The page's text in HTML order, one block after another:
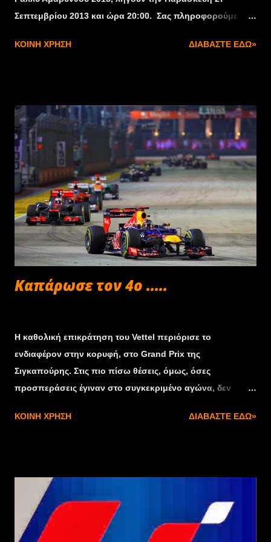
Σεπτεμβρίου 2013 και ώρα 20:00. Σας πληροφορούμε
μόνο τον αγώνα στα Γραφεία της ΟΜΑΕ, λόγω μεταφοράς
Παρασκευή 4/10/2103, στην οδό Κωστή Παλαμά 46, Κάτω
Χαλάνδρι. Επικοινωνία: Τηλ.: 210 6754720 -721 Fax: 210
6754722 Mob.: 6973030130 e-mail: info@omae-epa.gr.
Από την Οργανωτική Επιτροπή
ΚΟΙΝΉ ΧΡΉΣΗ ΔΙΑΒΆΣΤΕ ΕΔΏ»
Kαπάρωσε τον 4ο .....
Η καθολική επικράτηση του Vettel περιόρισε το
ενδιαφέρον στην κορυφή, στο Grand Prix της
Σιγκαπούρης. Στις πιο πίσω θέσεις, όμως, όσες
προσπεράσεις έγιναν στο συγκεκριμένο αγώνα, δεν
Raikkonen κάνοντας εξαιρετικό αγώνα και με άψογη
γύρους. H εκκίνηση είχε αρκετές εκπλήξεις αλλά ήταν
"καθαρή" από συμβάντα. Ο Vettel έχασε για λίγα μέτρα
την πρώτη θέση από τον Nico Rosberg αλλά την ανέκτησε
ΚΟΙΝΉ ΧΡΉΣΗ ΔΙΑΒΆΣΤΕ ΕΔΏ»